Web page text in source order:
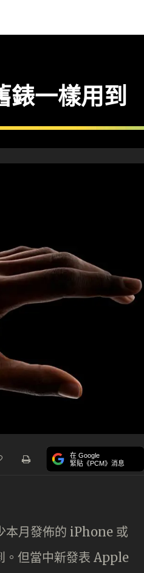
錶一樣用到
在 Google
緊貼《PCM》消息
本月發佈的 iPhone 或
但當中新發表 Apple